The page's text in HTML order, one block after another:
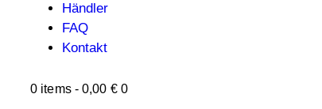
Händler
FAQ
Kontakt
0 items - 0,00 € 0